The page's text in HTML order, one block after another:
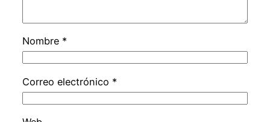
Nombre *
Correo electrónico *